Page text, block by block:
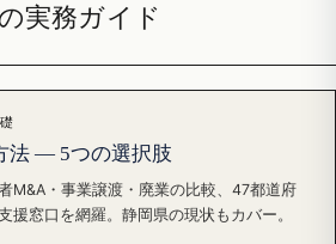
実務ガイド
法 — 5つの選択肢
M&A・事業譲渡・廃業の比較、47都道府
援窓口を網羅。静岡県の現状もカバー。